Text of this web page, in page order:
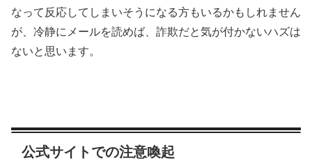
なって反応してしまいそうになる方もいるかもしれません
が、冷静にメールを読めば、詐欺だと気が付かないハズは
ないと思います。
公式サイトでの注意喚起